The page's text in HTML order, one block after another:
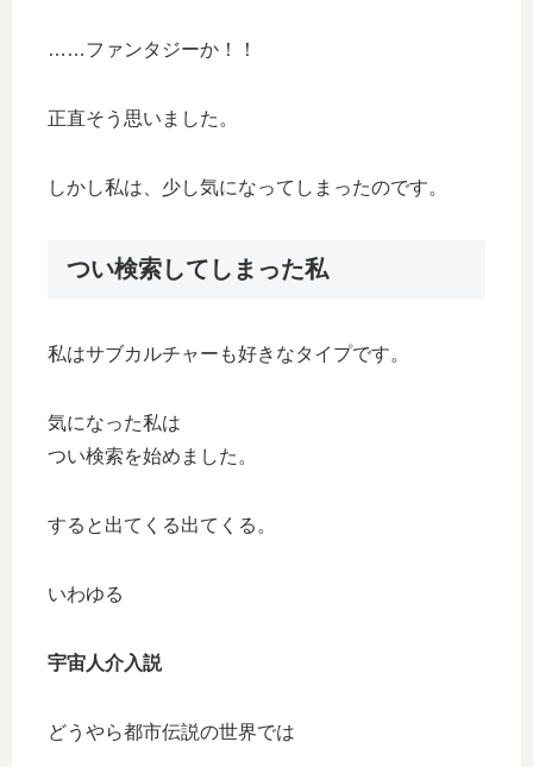
……ファンタジーか！！
正直そう思いました。
しかし私は、少し気になってしまったのです。
つい検索してしまった私
私はサブカルチャーも好きなタイプです。
気になった私は
つい検索を始めました。
すると出てくる出てくる。
いわゆる
宇宙人介入説
どうやら都市伝説の世界では